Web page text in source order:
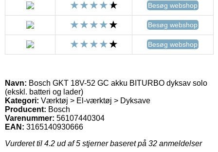
Besøg webshop
Besøg webshop
Besøg webshop
Navn: Bosch GKT 18V-52 GC akku BITURBO dyksav solo
(ekskl. batteri og lader)
Kategori: Værktøj > El-værktøj > Dyksave
Producent: Bosch
Varenummer: 56107440304
EAN: 3165140930666
Vurderet til 4.2 ud af 5 stjerner baseret på 32 anmeldelser